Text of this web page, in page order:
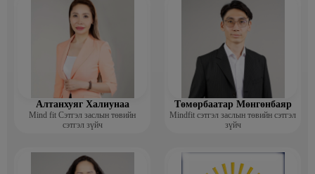
Алтанхуяг Халиунаа
Mind fit Сэтгэл заслын төвийн
сэтгэл зүйч
Төмөрбаатар Мөнгөнбаяр
Mindfit сэтгэл заслын төвийн сэтгэл
зүйч